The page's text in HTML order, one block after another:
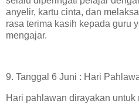
anyelir, kartu cinta, dan
rasa terima kasih kepada guru
mengajar.
9. Tanggal 6 Juni : Hari
Hari pahlawan dirayakan untuk